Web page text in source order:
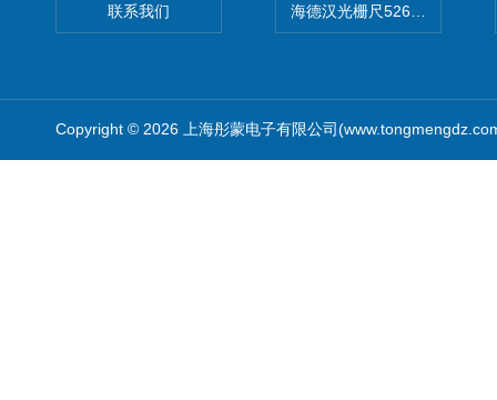
联系我们 海德汉光栅尺526974-09
Copyright © 2026 上海彤蒙电子有限公司